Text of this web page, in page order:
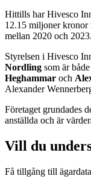
Hittills har Hivesco
12.15 miljoner kronor
mellan 2020 och 2023.
Styrelsen i Hivesco
Nordling som är
Heghammar och
Alexander
Företaget grundades
anställda och är
Vill du
Få tillgång till